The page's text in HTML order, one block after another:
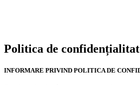
Politica de
INFORMARE PRIVIND POLITICA DE